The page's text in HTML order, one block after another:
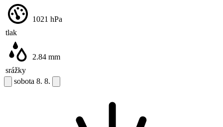
tlak
1021 hPa
srážky
2.84 mm
sobota 8. 8.